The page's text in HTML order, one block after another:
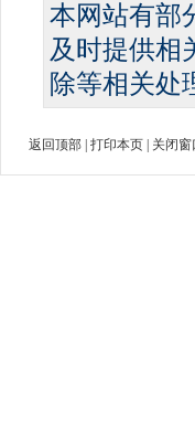
本网站有部
及时提供相
除等相关处
返回顶部 打印本页 关闭窗